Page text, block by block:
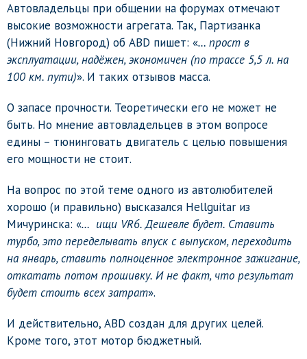
Автовладельцы при общении на форумах отмечают
высокие возможности агрегата. Так, Партизанка
(Нижний Новгород) об ABD пишет: «… прост в
эксплуатации, надёжен, экономичен (по трассе 5,5 л. на
100 км. пути)». И таких отзывов масса.
О запасе прочности. Теоретически его не может не
быть. Но мнение автовладельцев в этом вопросе
едины – тюнинговать двигатель с целью повышения
его мощности не стоит.
На вопрос по этой теме одного из автолюбителей
хорошо (и правильно) высказался Hellguitar из
Мичуринска: «… ищи VR6. Дешевле будет. Ставить
турбо, это переделывать впуск с выпуском, переходить
на январь, ставить полноценное электронное зажигание,
откатать потом прошивку. И не факт, что результат
будет стоить всех затрат».
И действительно, ABD создан для других целей.
Кроме того, этот мотор бюджетный.